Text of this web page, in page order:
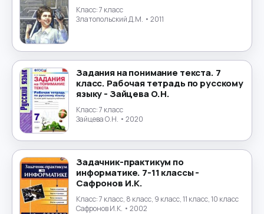
Немецкий язык
ОБЖ
Обществознание →
Окружающий мир
Польский язык
Португальский язык →
Природоведение
Психология →
Класс:7 класс
Златопольский Д.М. • 2011
Задания на понимание текста. 7
класс. Рабочая тетрадь по русскому
языку - Зайцева О.Н.
Класс:7 класс
Зайцева О.Н. • 2020
Задачник-практикум по
информатике. 7-11 классы -
Сафронов И.К.
Класс:7 класс, 8 класс, 9 класс, 11 класс, 10 класс
Сафронов И.К. • 2002